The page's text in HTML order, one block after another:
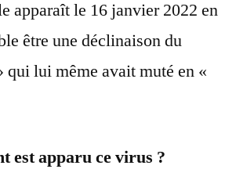
apparaît le 16 janvier 2022 en
être une déclinaison du
qui lui même avait muté en «
est apparu ce virus ?